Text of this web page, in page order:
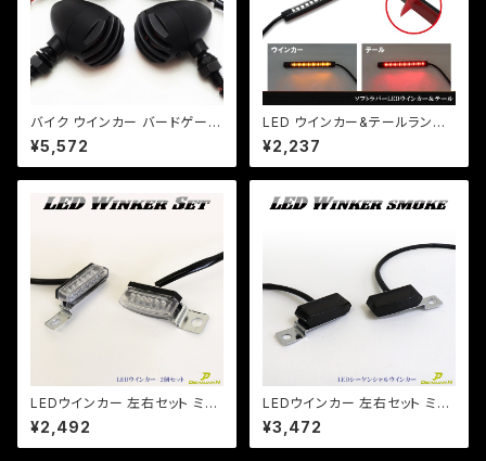
バイク ウインカー バードゲージ
ウインカー マッドブラック 艶消
しブラック 4個セット カスタム
¥5,572
LED ウインカー&テールランプ /
曲線・防水仕様/両面テープ/左
右2個セット リアフェンダー カウ
ルに装着！ ZR ZZ ZX マジェ
¥2,237
LEDウインカー 左右セット ミニ
ウインカー 車検対応 バイク用
ハンドル固定型 6LED CB SR
DS TW等/【Dream-Japan】
¥2,492
LEDウインカー 左右セット ミニ
ウインカー 流れるウインカー【
スモークレンズ】 ハンドル固定
型 6LED CB SR DS TW等【ク
¥3,472